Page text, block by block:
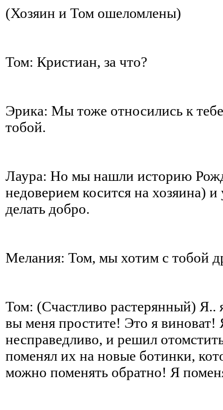
(Хозяин и Том ошеломлены)
Том: Кристиан, за что?
Эрика: Мы тоже относились к
тобой.
Лаура: Но мы нашли историю
недоверием косится на хозяина)
делать добро.
Мелания: Том, мы хотим с тобой
Том: (Счастливо растерянный)
вы меня простите! Это я виноват!
несправедливо, и решил
поменял их на новые ботинки,
можно поменять обратно! Я